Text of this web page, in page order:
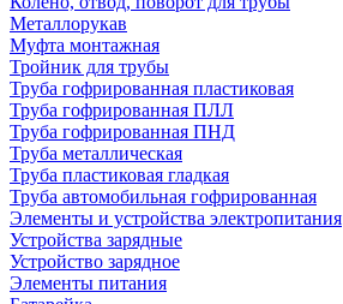
Металлорукав
Муфта монтажная
Тройник для трубы
Труба гофрированная пластиковая
Труба гофрированная ПЛЛ
Труба гофрированная ПНД
Труба металлическая
Труба пластиковая гладкая
Труба автомобильная гофрированная
Элементы и устройства электропитания
Устройства зарядные
Устройство зарядное
Элементы питания